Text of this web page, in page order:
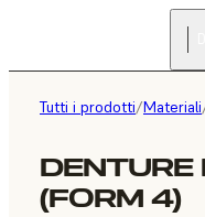
Tutti i prodotti/Materiali
DENTURE
(FORM 4)